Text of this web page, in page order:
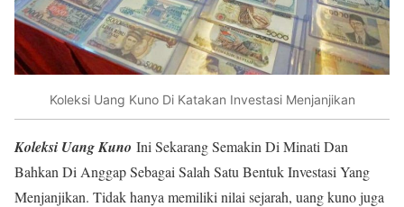
Koleksi Uang Kuno Di Katakan Investasi Menjanjikan
Koleksi Uang Kuno Ini Sekarang Semakin Di Minati Dan
Bahkan Di Anggap Sebagai Salah Satu Bentuk Investasi Yang
Menjanjikan. Tidak hanya memiliki nilai sejarah, uang kuno juga